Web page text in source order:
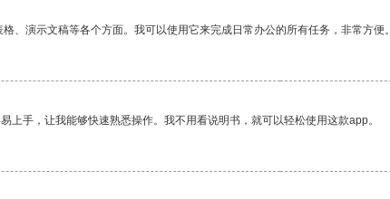
、演示文稿等各个方面。我可以使用它来完成日常办公的所有任务，非常方便。
上手，让我能够快速熟悉操作。我不用看说明书，就可以轻松使用这款app。